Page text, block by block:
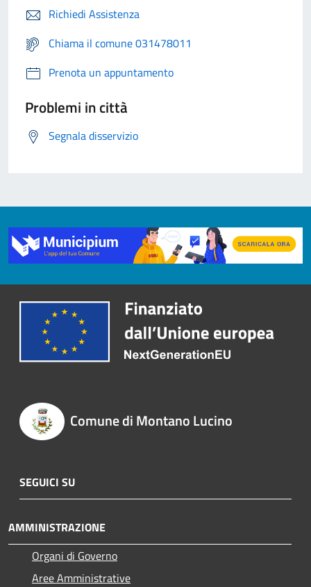
Richiedi Assistenza
Chiama il comune 031478011
Prenota un appuntamento
Problemi in città
Segnala disservizio
Comune di Montano Lucino
SEGUICI SU
AMMINISTRAZIONE
Organi di Governo
Aree Amministrative